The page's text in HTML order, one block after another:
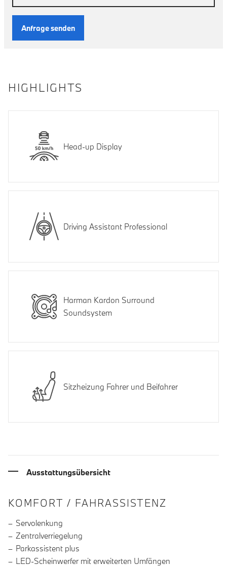
Anfrage senden
HIGHLIGHTS
Head-up Display
Driving Assistant Professional
Harman Kardon Surround
Soundsystem
Sitzheizung Fahrer und Beifahrer
Ausstattungsübersicht
INFORMATIONEN ÜBER DIE
KOMFORT / FAHRASSISTENZ
Servolenkung
Zentralverriegelung
Parkassistent plus
LED-Scheinwerfer mit erweiterten Umfängen